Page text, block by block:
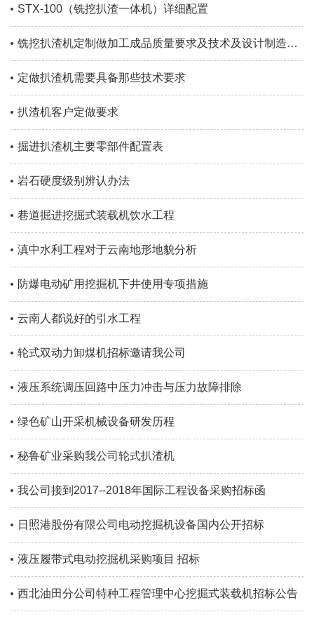
STX-100（铣挖扒渣一体机）详细配置
铣挖扒渣机定制做加工成品质量要求及技术及设计制造标准
定做扒渣机需要具备那些技术要求
扒渣机客户定做要求
掘进扒渣机主要零部件配置表
岩石硬度级别辨认办法
巷道掘进挖掘式装载机饮水工程
滇中水利工程对于云南地形地貌分析
防爆电动矿用挖掘机下井使用专项措施
云南人都说好的引水工程
轮式双动力卸煤机招标邀请我公司
液压系统调压回路中压力冲击与压力故障排除
绿色矿山开采机械设备研发历程
秘鲁矿业采购我公司轮式扒渣机
我公司接到2017--2018年国际工程设备采购招标函
日照港股份有限公司电动挖掘机设备国内公开招标
液压履带式电动挖掘机采购项目 招标
西北油田分公司特种工程管理中心挖掘式装载机招标公告